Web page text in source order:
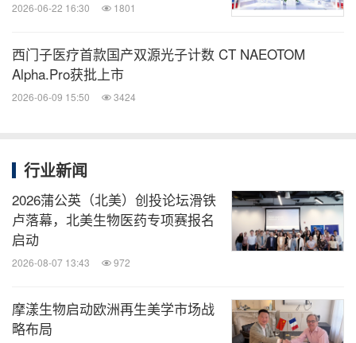
2026-06-22 16:30 1801
西门子医疗首款国产双源光子计数 CT NAEOTOM
Alpha.Pro获批上市
2026-06-09 15:50 3424
行业新闻
2026蒲公英（北美）创投论坛滑铁
卢落幕，北美生物医药专项赛报名
启动
2026-08-07 13:43 972
摩漾生物启动欧洲再生美学市场战
略布局